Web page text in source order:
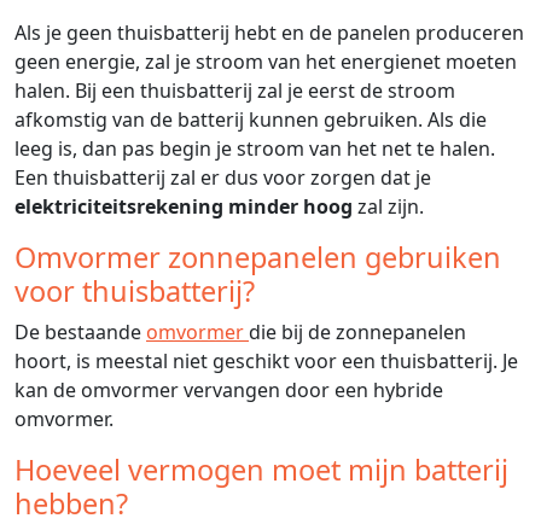
Als je geen thuisbatterij hebt en de panelen produceren
geen energie, zal je stroom van het energienet moeten
halen. Bij een thuisbatterij zal je eerst de stroom
afkomstig van de batterij kunnen gebruiken. Als die
leeg is, dan pas begin je stroom van het net te halen.
Een thuisbatterij zal er dus voor zorgen dat je
elektriciteitsrekening minder hoog zal zijn.
Omvormer zonnepanelen gebruiken
voor thuisbatterij?
De bestaande omvormerdie bij de zonnepanelen
hoort, is meestal niet geschikt voor een thuisbatterij. Je
kan de omvormer vervangen door een hybride
omvormer.
Hoeveel vermogen moet mijn batterij
hebben?